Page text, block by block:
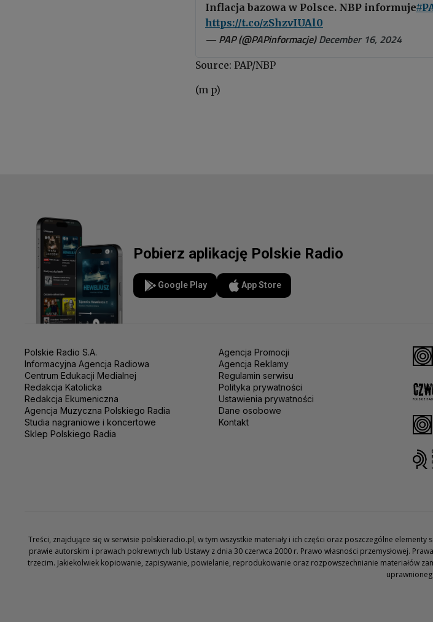
Inflacja bazowa w Polsce. NBP informuje
https://t.co/zShzvIUAl0
— PAP (@PAPinformacje)December 16, 2024
Source: PAP/NBP
(m p)
Pobierz aplikację Polskie Radio
Google Play App Store
Polskie Radio S.A.
Informacyjna Agencja Radiowa
Centrum Edukacji Medialnej
Redakcja Katolicka
Redakcja Ekumeniczna
Agencja Muzyczna Polskiego Radia
Studia nagraniowe i koncertowe
Sklep Polskiego Radia
Agencja Promocji
Agencja Reklamy
Regulamin serwisu
Polityka prywatności
Ustawienia prywatności
Dane osobowe
Kontakt
Treści, znajdujące się w serwisie polskieradio.pl, w tym wszystkie materiały i ich części oraz poszczególne
prawie autorskim i prawach pokrewnych lub Ustawy z dnia 30 czerwca 2000 r. Prawo własności przemysłowej.
trzecim. Jakiekolwiek kopiowanie, zapisywanie, powielanie, reprodukowanie oraz rozpowszechnianie materiałów